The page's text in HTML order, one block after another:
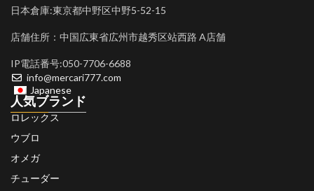
日本倉庫:東京都中野区中野5-52-15
店舗住所：中国広東省広州市越秀区站西路 A店舗
IP電話番号:050-7706-6688
info@mercari777.com
Japanese
人気ブランド
ロレックス
ウブロ
オメガ
チューダー